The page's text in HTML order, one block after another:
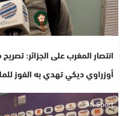
انتصار المغرب على الجزائر:
أوزراوي ديكي تهدي به الفوز
Ati Sport